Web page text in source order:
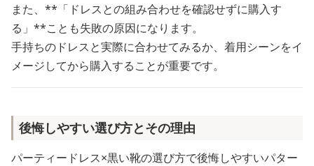
また、**「ドレスとの組み合わせを確認せずに購入す
る」**ことも失敗の原因になります。
手持ちのドレスと実際に合わせてみるか、着用シーンをイ
メージしてから購入することが重要です。
後悔しやすい選び方とその理由
パーティードレス×黒い靴の選び方で後悔しやすいパター